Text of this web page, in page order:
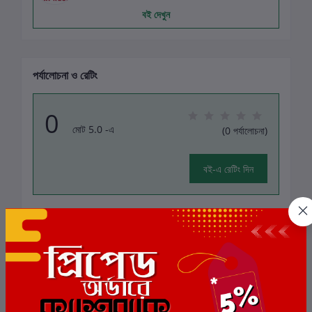
বই দেখুন
পর্যালোচনা ও রেটিং
0 মোট 5.0 -এ (0 পর্যালোচনা)
বই-এ রেটিং দিন
এই বইয়ের জন্য এখনও কোন পর্যালোচনা নেই
সংশ্লিষ্ট বই